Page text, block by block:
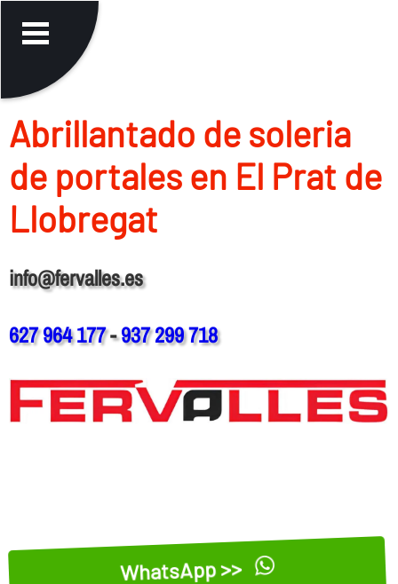
Abrillantado de soleria
de portales en El Prat de
Llobregat
info@fervalles.es
627 964 177-937 299 718
WhatsApp >>